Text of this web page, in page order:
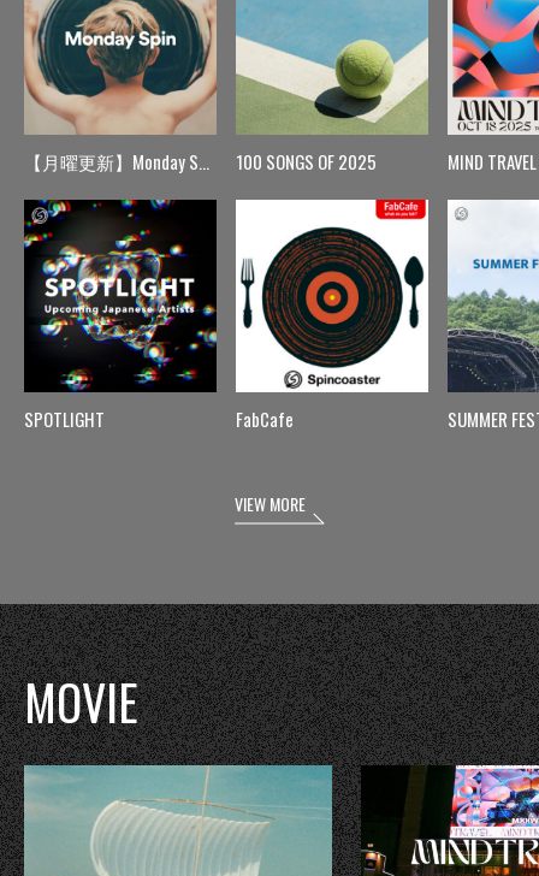
【月曜更新】Monday Spin
SPOTLIGHT
100 SONGS OF 2025
FabCafe
MIND TRAVEL
SUMMER
VIEW MORE
MOVIE